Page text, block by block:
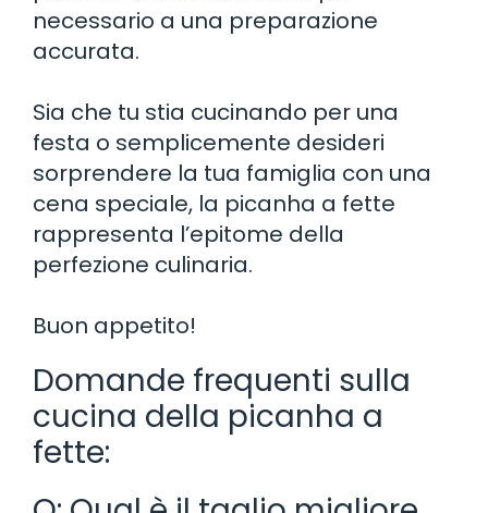
necessario a una preparazione
accurata.
Sia che tu stia cucinando per una
festa o semplicemente desideri
sorprendere la tua famiglia con una
cena speciale, la picanha a fette
rappresenta l’epitome della
perfezione culinaria.
Buon appetito!
Domande frequenti sulla
cucina della picanha a
fette: